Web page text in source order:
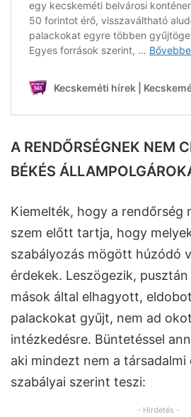
A RENDŐRSÉGNEK NEM
BÉKÉS
Kiemelték, hogy a rendőrség
szem előtt tartja, hogy
szabályozás mögött húzódó
érdekek. Leszögezik,
mások által elhagyott,
palackokat gyűjt, nem ad
intézkedésre. Büntetéssel
aki mindezt nem a társadalmi
szabályai szerint teszi:
- Hirdetés -